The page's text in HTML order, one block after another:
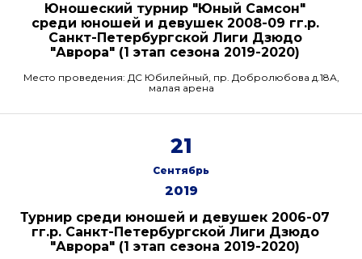
Юношеский турнир "Юный Самсон"
среди юношей и девушек 2008-09 гг.р.
Санкт-Петербургской Лиги Дзюдо
"Аврора" (1 этап сезона 2019-2020)
Место проведения: ДС Юбилейный, пр. Добролюбова д.18А,
малая арена
21
Сентябрь
2019
Турнир среди юношей и девушек 2006-07
гг.р. Санкт-Петербургской Лиги Дзюдо
"Аврора" (1 этап сезона 2019-2020)